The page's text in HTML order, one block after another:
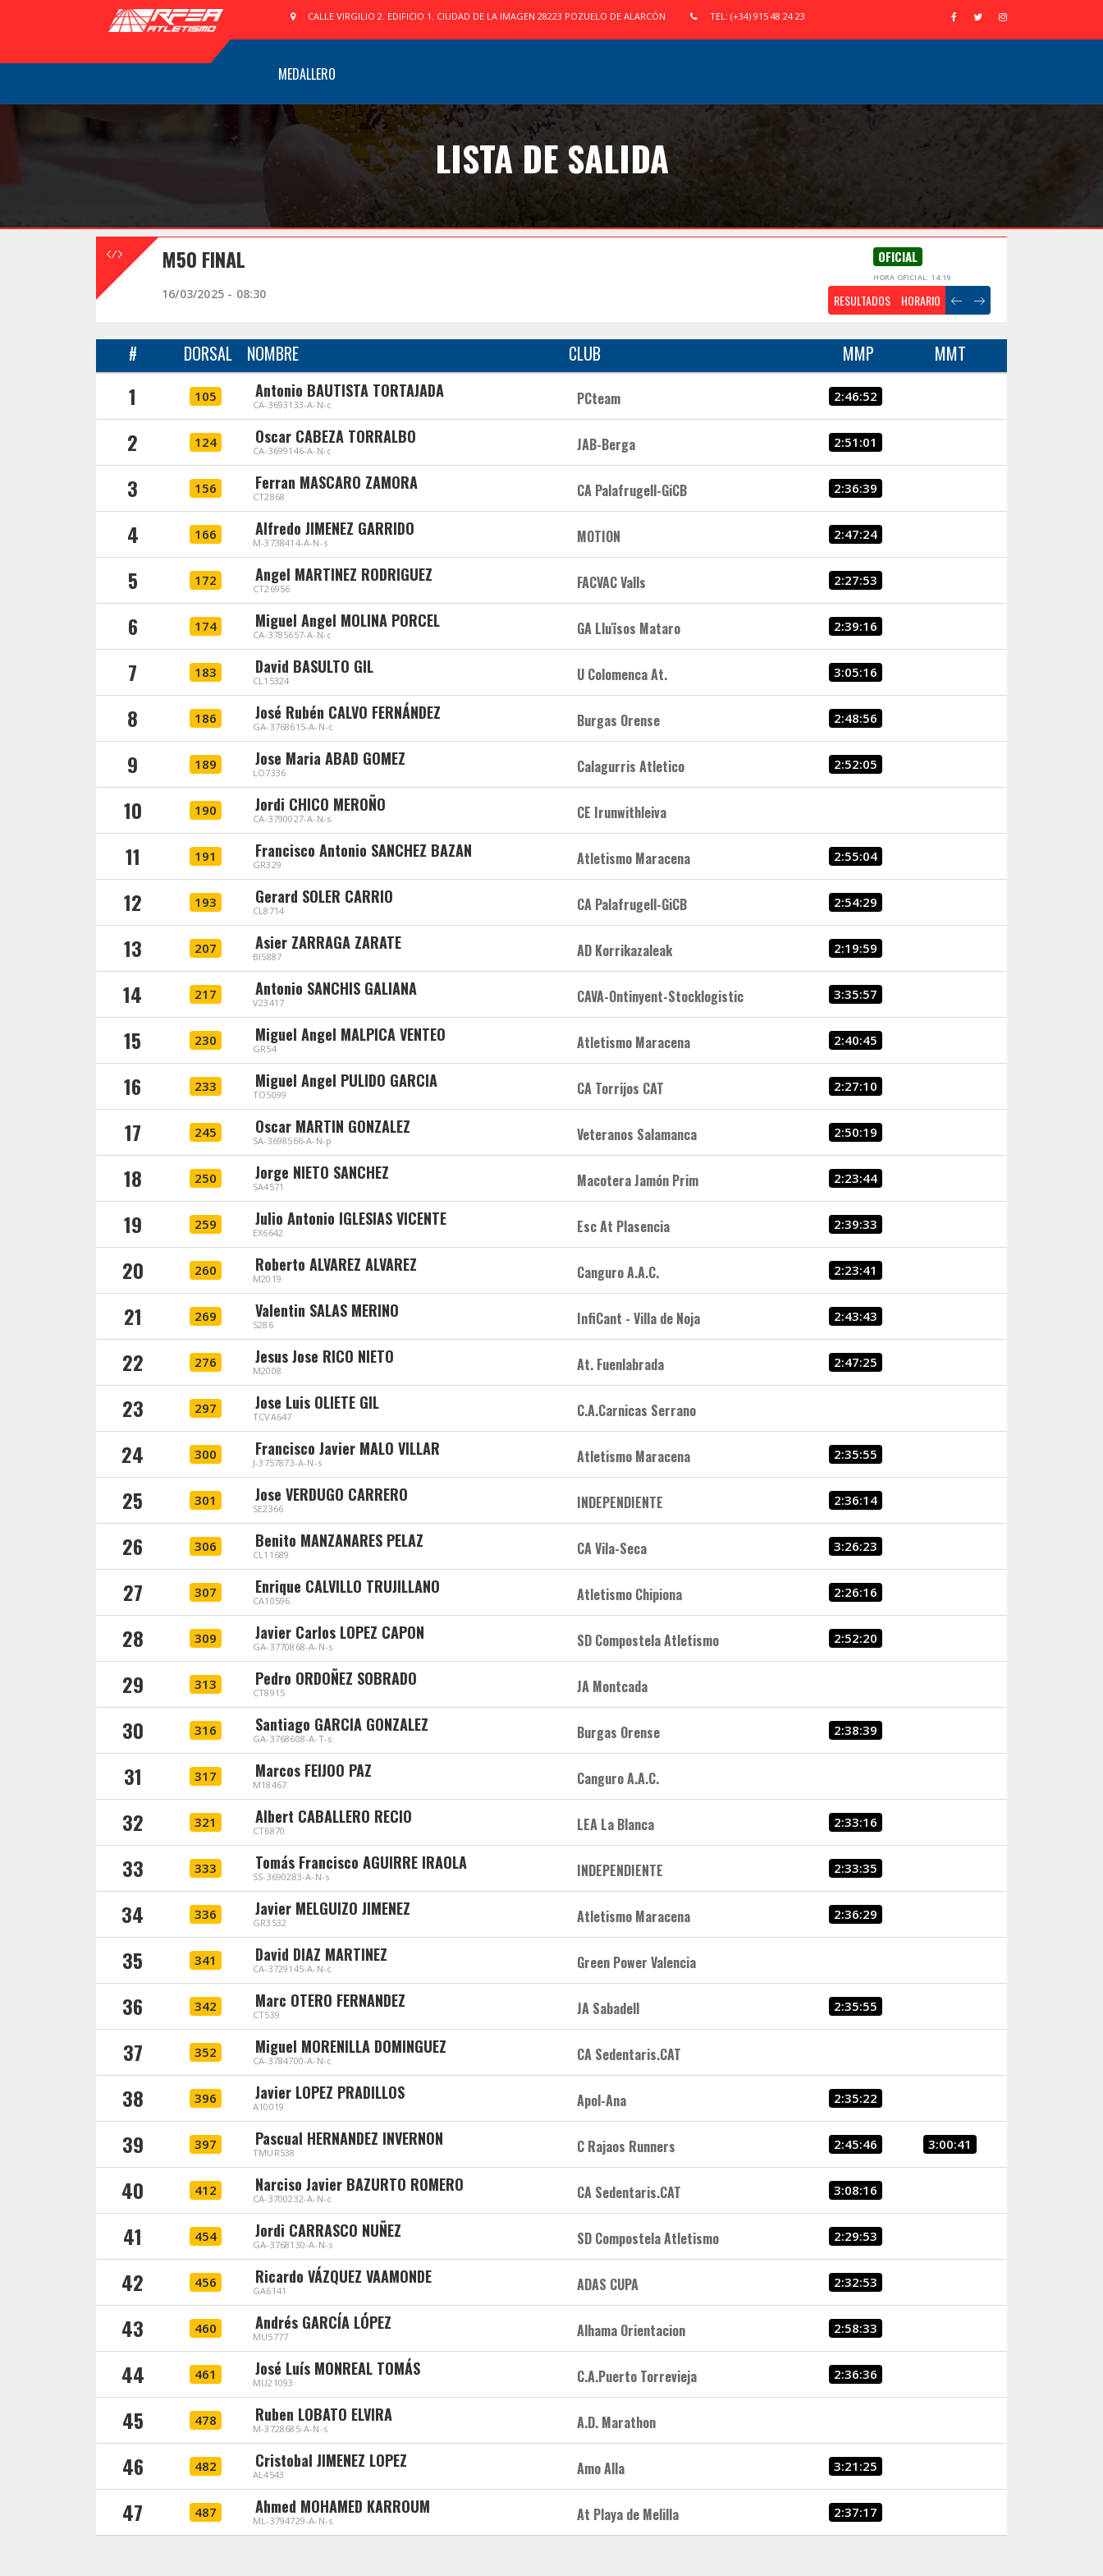
CALLE VIRGILIO 2. EDIFICIO 1. CIUDAD DE LA IMAGEN 28223 POZUELO DE ALARCÓN TEL: (+34) 915 48 24 23
MEDALLERO
LISTA DE SALIDA
M50 FINAL OFICIAL
HORA OFICIAL: 14:19
16/03/2025 - 08:30 RESULTADOS HORARIO
# DORSAL NOMBRE CLUB MMP MMT
1 105 Antonio BAUTISTA TORTAJADA
CA-3693133-A-N-c PCteam 2:46:52
2 124 Oscar CABEZA TORRALBO
CA-3699146-A-N-c JAB-Berga 2:51:01
3 156 Ferran MASCARO ZAMORA
CT2868 CA Palafrugell-GiCB 2:36:39
4 166 Alfredo JIMENEZ GARRIDO
M-3738414-A-N-s MOTION 2:47:24
5 172 Angel MARTINEZ RODRIGUEZ
CT26956 FACVAC Valls 2:27:53
6 174 Miguel Angel MOLINA PORCEL
CA-3785657-A-N-c GA Lluïsos Mataro 2:39:16
7 183 David BASULTO GIL
CL15324 U Colomenca At. 3:05:16
8 186 José Rubén CALVO FERNÁNDEZ
GA-3768615-A-N-c Burgas Orense 2:48:56
9 189 Jose Maria ABAD GOMEZ
LO7336 Calagurris Atletico 2:52:05
10 190 Jordi CHICO MEROÑO
CA-3790027-A-N-s CE Irunwithleiva
11 191 Francisco Antonio SANCHEZ BAZAN
GR329 Atletismo Maracena 2:55:04
12 193 Gerard SOLER CARRIO
CL8714 CA Palafrugell-GiCB 2:54:29
13 207 Asier ZARRAGA ZARATE
BI5887 AD Korrikazaleak 2:19:59
14 217 Antonio SANCHIS GALIANA
V23417 CAVA-Ontinyent-Stocklogistic 3:35:57
15 230 Miguel Angel MALPICA VENTEO
GR54 Atletismo Maracena 2:40:45
16 233 Miguel Angel PULIDO GARCIA
TO5099 CA Torrijos CAT 2:27:10
17 245 Oscar MARTIN GONZALEZ
SA-3698566-A-N-p Veteranos Salamanca 2:50:19
18 250 Jorge NIETO SANCHEZ
SA4571 Macotera Jamón Prim 2:23:44
19 259 Julio Antonio IGLESIAS VICENTE
EX6642 Esc At Plasencia 2:39:33
20 260 Roberto ALVAREZ ALVAREZ
M2019 Canguro A.A.C. 2:23:41
21 269 Valentin SALAS MERINO
S286 InfiCant - Villa de Noja 2:43:43
22 276 Jesus Jose RICO NIETO
M2008 At. Fuenlabrada 2:47:25
23 297 Jose Luis OLIETE GIL
TCVA647 C.A.Carnicas Serrano
24 300 Francisco Javier MALO VILLAR
J-3757873-A-N-s Atletismo Maracena 2:35:55
25 301 Jose VERDUGO CARRERO
SE2366 INDEPENDIENTE 2:36:14
26 306 Benito MANZANARES PELAZ
CL11689 CA Vila-Seca 3:26:23
27 307 Enrique CALVILLO TRUJILLANO
CA10596 Atletismo Chipiona 2:26:16
28 309 Javier Carlos LOPEZ CAPON
GA-3770868-A-N-s SD Compostela Atletismo 2:52:20
29 313 Pedro ORDOÑEZ SOBRADO
CT8915 JA Montcada
30 316 Santiago GARCIA GONZALEZ
GA-3768608-A-T-s Burgas Orense 2:38:39
31 317 Marcos FEIJOO PAZ
M18467 Canguro A.A.C.
32 321 Albert CABALLERO RECIO
CT6870 LEA La Blanca 2:33:16
33 333 Tomás Francisco AGUIRRE IRAOLA
SS-3690283-A-N-s INDEPENDIENTE 2:33:35
34 336 Javier MELGUIZO JIMENEZ
GR3532 Atletismo Maracena 2:36:29
35 341 David DIAZ MARTINEZ
CA-3729145-A-N-c Green Power Valencia
36 342 Marc OTERO FERNANDEZ
CT539 JA Sabadell 2:35:55
37 352 Miguel MORENILLA DOMINGUEZ
CA-3784700-A-N-c CA Sedentaris.CAT
38 396 Javier LOPEZ PRADILLOS
A10019 Apol-Ana 2:35:22
39 397 Pascual HERNANDEZ INVERNON
TMUR538 C Rajaos Runners 2:45:46 3:00:41
40 412 Narciso Javier BAZURTO ROMERO
CA-3700232-A-N-c CA Sedentaris.CAT 3:08:16
41 454 Jordi CARRASCO NUÑEZ
GA-3768130-A-N-s SD Compostela Atletismo 2:29:53
42 456 Ricardo VÁZQUEZ VAAMONDE
GA6141 ADAS CUPA 2:32:53
43 460 Andrés GARCÍA LÓPEZ
MU5777 Alhama Orientacion 2:58:33
44 461 José Luís MONREAL TOMÁS
MU21093 C.A.Puerto Torrevieja 2:36:36
45 478 Ruben LOBATO ELVIRA
M-3728685-A-N-s A.D. Marathon
46 482 Cristobal JIMENEZ LOPEZ
AL4543 Amo Alla 3:21:25
47 487 Ahmed MOHAMED KARROUM
ML-3794729-A-N-s At Playa de Melilla 2:37:17